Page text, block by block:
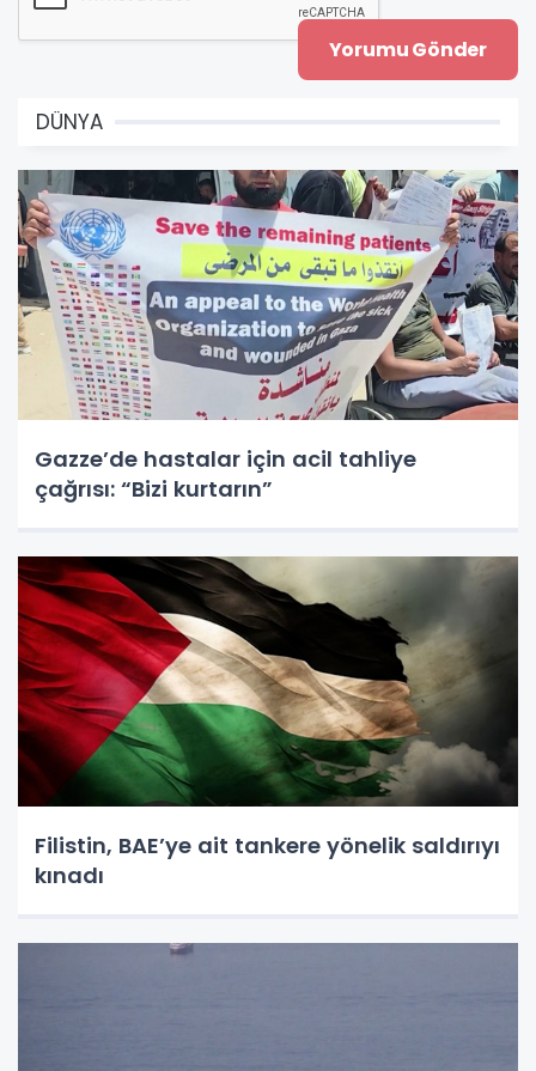
DÜNYA
Gazze’de hastalar için acil tahliye
çağrısı: “Bizi kurtarın”
Filistin, BAE’ye ait tankere yönelik saldırıyı
kınadı